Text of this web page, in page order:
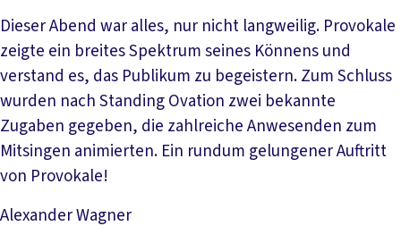
Dieser Abend war alles, nur nicht langweilig. Provokale
zeigte ein breites Spektrum seines Könnens und
verstand es, das Publikum zu begeistern. Zum Schluss
wurden nach Standing Ovation zwei bekannte
Zugaben gegeben, die zahlreiche Anwesenden zum
Mitsingen animierten. Ein rundum gelungener Auftritt
von Provokale!
Alexander Wagner